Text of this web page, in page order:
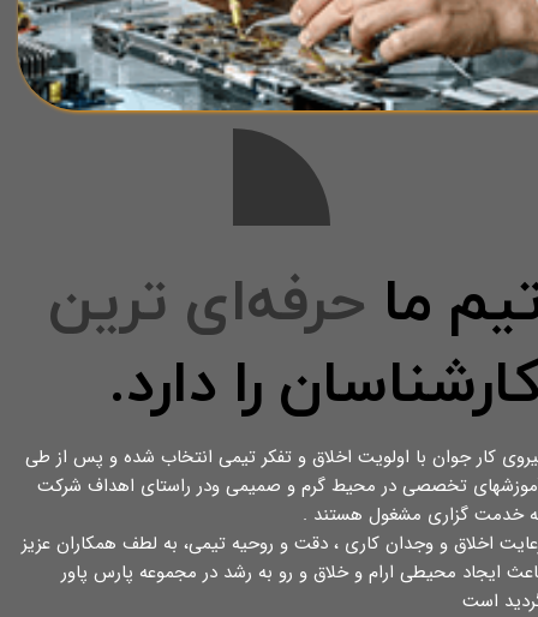
ما حرفه‌ای ترین
را دارد.
کار جوان با اولویت اخلاق و تفکر تیمی انتخاب شده و پس از طی
تخصصی در محیط گرم و صمیمی ودر راستای اهداف شرکت
خدمت گزاری مشغول هستند .
اخلاق و وجدان کاری ، دقت و روحیه تیمی، به لطف همکاران عزیز
ایجاد محیطی ارام و خلاق و رو به رشد در مجموعه پارس پاور
است